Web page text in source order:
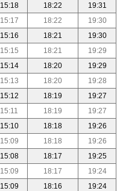
15:18 18:22
19:31
15:17 18:22
19:30
15:16 18:21
19:30
15:15 18:21
19:29
15:14 18:20
19:29
15:13 18:20
19:28
15:12 18:19
19:27
15:11 18:19
19:27
15:10 18:18
19:26
15:09 18:18
19:26
15:08 18:17
19:25
15:09 18:17
19:24
15:09 18:16
19:24